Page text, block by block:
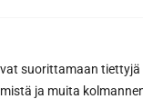
suorittamaan
ja muita